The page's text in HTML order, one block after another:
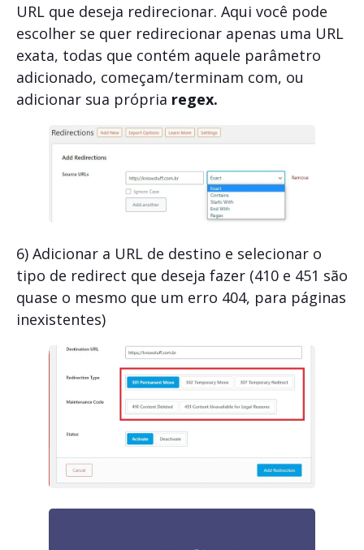
URL que deseja redirecionar. Aqui você pode
escolher se quer redirecionar apenas uma URL
exata, todas que contém aquele parâmetro
adicionado, começam/terminam com, ou
adicionar sua própria regex.
6) Adicionar a URL de destino e selecionar o
tipo de redirect que deseja fazer (410 e 451 são
quase o mesmo que um erro 404, para páginas
inexistentes)